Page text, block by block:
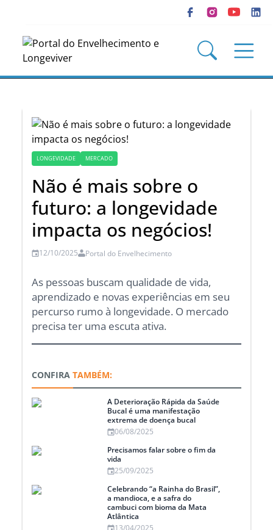
LONGEVIDADE MERCADO
Não é mais sobre o
futuro: a longevidade
impacta os negócios!
12/10/2025 Portal do Envelhecimento
As pessoas buscam qualidade de vida,
aprendizado e novas experiências em seu
percurso rumo à longevidade. O mercado
precisa ter uma escuta ativa.
CONFIRA TAMBÉM:
A Deterioração Rápida da Saúde
Bucal é uma manifestação
extrema de doença bucal
06/08/2025
Precisamos falar sobre o fim da
vida
25/09/2025
Celebrando “a Rainha do Brasil”,
a mandioca, e a safra do
cambuci com bioma da Mata
Atlântica
13/04/2025